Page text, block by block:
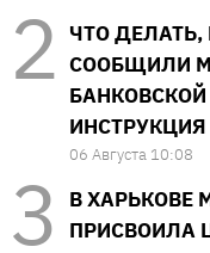
ЧТО
СООБЩИЛИ
ИНСТРУКЦИЯ
06 Августа 10:08
В ХАРЬКОВЕ
ПРИСВОИЛА